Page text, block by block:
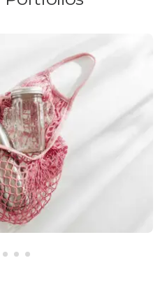
mauris eurisus.